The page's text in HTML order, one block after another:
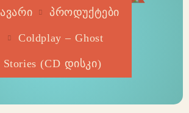
პროდუქტები
Coldplay – Ghost
Stories (CD დისკი)